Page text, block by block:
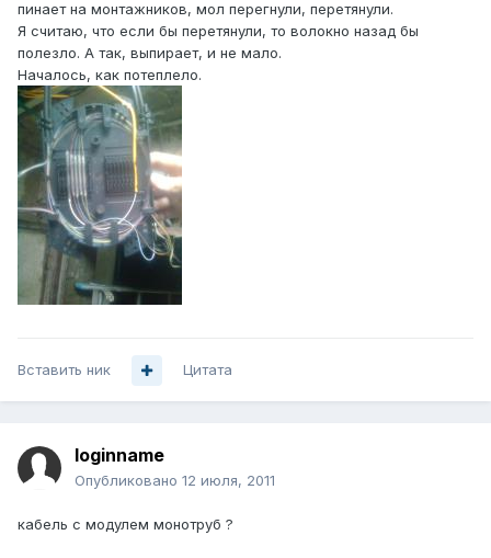
пинает на монтажников, мол перегнули, перетянули.
Я считаю, что если бы перетянули, то волокно назад бы
полезло. А так, выпирает, и не мало.
Началось, как потеплело.
Вставить ник Цитата
loginname
Опубликовано 12 июля, 2011
кабель с модулем монотруб ?